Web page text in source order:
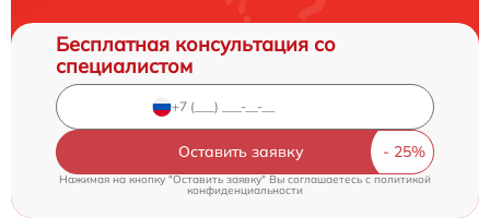
Бесплатная консультация со
специалистом
Оставить заявку
Нажимая на кнопку "Оставить заявку" Вы соглашаетесь cполитикой
конфиденциальности